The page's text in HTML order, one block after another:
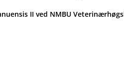
II ved NMBU